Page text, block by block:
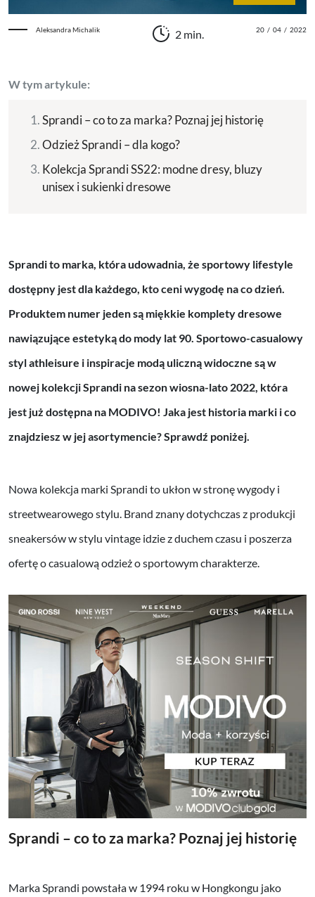
Aleksandra Michalik 2 min. 20 / 04 / 2022
W tym artykule:
Sprandi – co to za marka? Poznaj jej historię
Odzież Sprandi – dla kogo?
Kolekcja Sprandi SS22: modne dresy, bluzy
unisex i sukienki dresowe
Sprandi to marka, która udowadnia, że sportowy lifestyle
dostępny jest dla każdego, kto ceni wygodę na co dzień.
Produktem numer jeden są miękkie komplety dresowe
nawiązujące estetyką do mody lat 90. Sportowo-casualowy
styl athleisure i inspiracje modą uliczną widoczne są w
nowej kolekcji Sprandi na sezon wiosna-lato 2022, która
jest już dostępna na MODIVO! Jaka jest historia marki i co
znajdziesz w jej asortymencie? Sprawdź poniżej.
Nowa kolekcja marki Sprandi to ukłon w stronę wygody i
streetwearowego stylu. Brand znany dotychczas z produkcji
sneakersów w stylu vintage idzie z duchem czasu i poszerza
ofertę o casualową odzież o sportowym charakterze.
Sprandi – co to za marka? Poznaj jej historię
Marka Sprandi powstała w 1994 roku w Hongkongu jako